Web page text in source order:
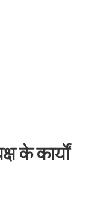
के कार्यों